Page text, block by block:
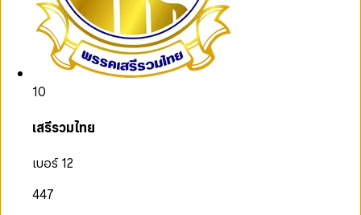
10
เสรีรวมไทย
เบอร์ 12
447